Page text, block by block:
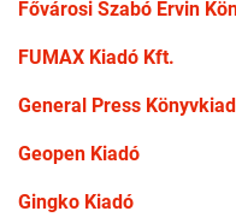
Fővárosi Szabó Ervin
FUMAX Kiadó Kft.
General Press
Geopen Kiadó
Gingko Kiadó